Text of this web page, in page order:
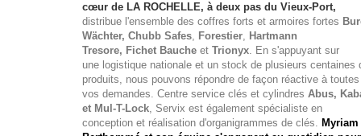
cœur de LA ROCHELLE, à deux pas du Vieux-Port,
distribue l'ensemble des coffres forts et armoires fortes
Wächter, Chubb Safes, Forestier, Hartmann
Tresore, Fichet Bauche et Trionyx. En s'appuyant sur
une logistique nationale et un stock de plusieurs centaines
produits, nous pouvons répondre de façon réactive à toutes
vos demandes. Centre service clés et cylindres Abus,
et Mul-T-Lock, Servix est également spécialiste en
conception et réalisation d'organigrammes de clés. Myriam